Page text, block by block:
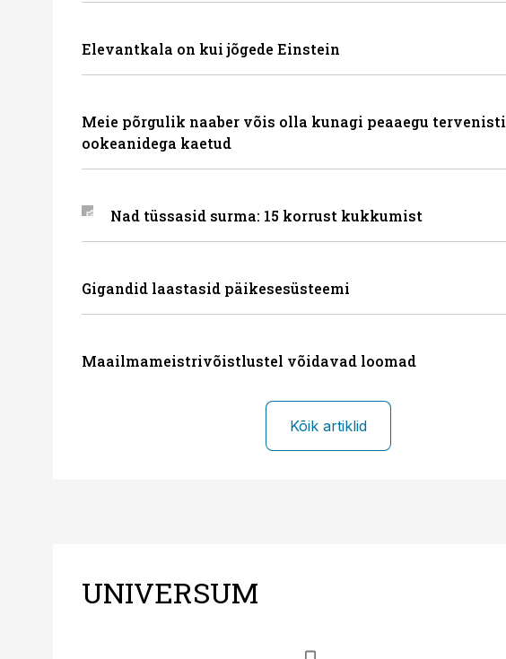
Elevantkala on kui jõgede Einstein
Meie põrgulik naaber võis olla kunagi peaaegu tervenisti
ookeanidega kaetud
Nad tüssasid surma: 15 korrust kukkumist
Gigandid laastasid päikesesüsteemi
Maailmameistrivõistlustel võidavad loomad
Kõik artiklid
UNIVERSUM